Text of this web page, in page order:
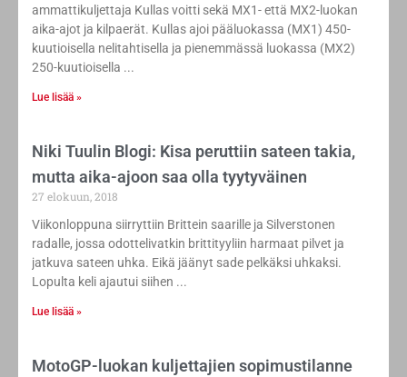
ammattikuljettaja Kullas voitti sekä MX1- että MX2-luokan
aika-ajot ja kilpaerät. Kullas ajoi pääluokassa (MX1) 450-
kuutioisella nelitahtisella ja pienemmässä luokassa (MX2)
250-kuutioisella
Lue lisää »
Niki Tuulin Blogi: Kisa peruttiin sateen takia,
mutta aika-ajoon saa olla tyytyväinen
27 elokuun, 2018
Viikonloppuna siirryttiin Brittein saarille ja Silverstonen
radalle, jossa odottelivatkin brittityyliin harmaat pilvet ja
jatkuva sateen uhka. Eikä jäänyt sade pelkäksi uhkaksi.
Lopulta keli ajautui siihen
Lue lisää »
MotoGP-luokan kuljettajien sopimustilanne